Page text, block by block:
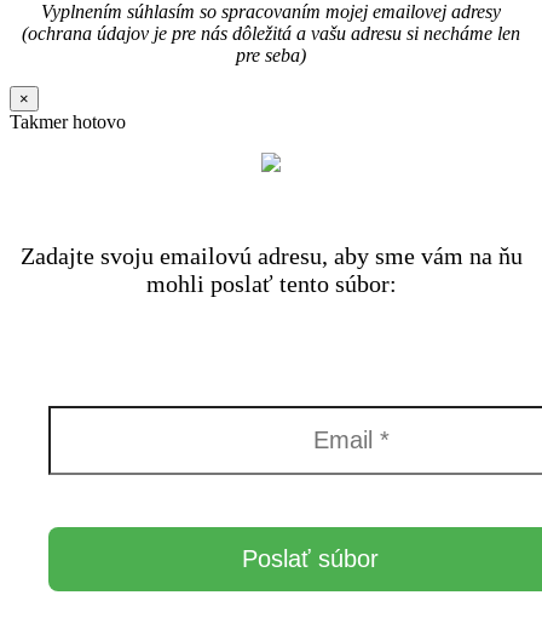
Vyplnením súhlasím so spracovaním mojej emailovej adresy
(ochrana údajov je pre nás dôležitá a vašu adresu si necháme len
pre seba)
×
Takmer hotovo
Zadajte svoju emailovú adresu, aby sme vám na ňu
mohli poslať tento súbor: